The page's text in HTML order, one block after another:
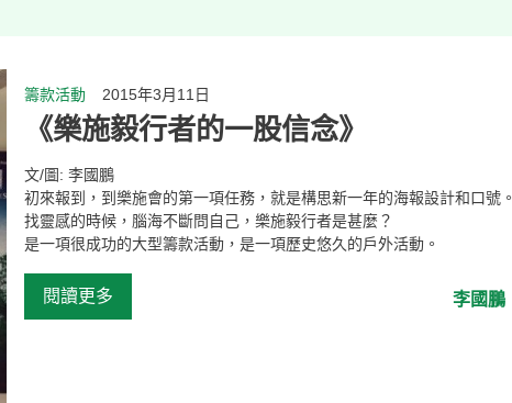
籌款活動 2015年3月11日
《樂施毅行者的一股信念》
文/圖: 李國鵬
初來報到，到樂施會的第一項任務，就是構思新一年的海報設計和口號。
找靈感的時候，腦海不斷問自己，樂施毅行者是甚麼？
是一項很成功的大型籌款活動，是一項歷史悠久的戶外活動。
閱讀更多 李國鵬